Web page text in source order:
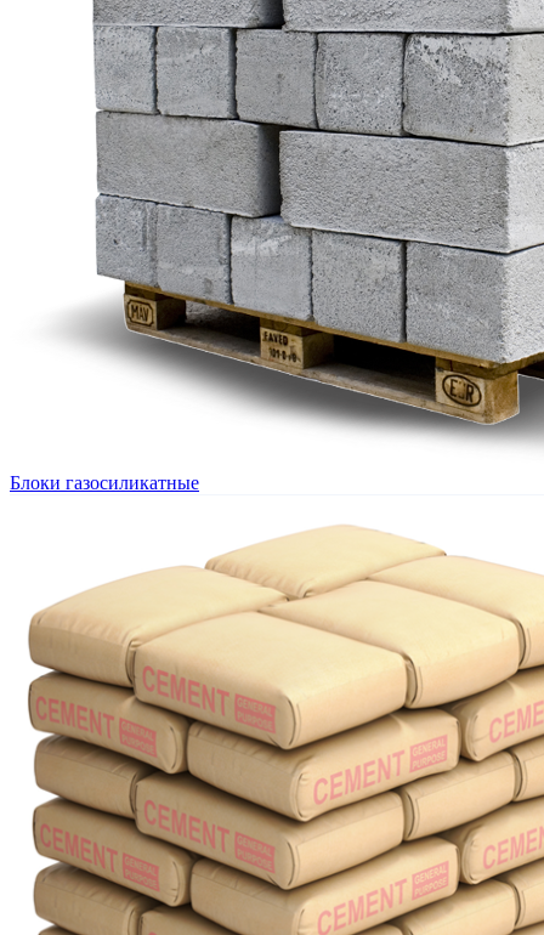
Блоки газосиликатные